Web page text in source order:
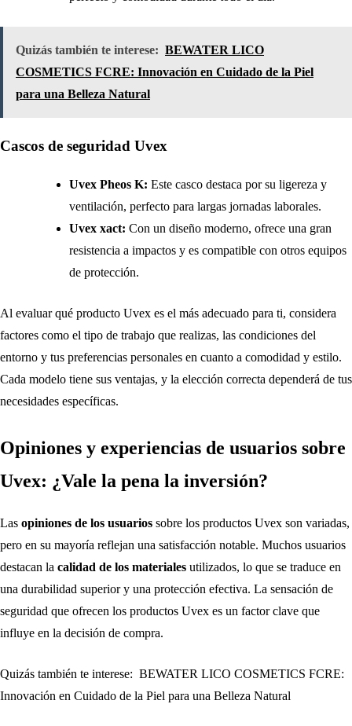
Quizás también te interese: BEWATER LICO
COSMETICS FCRE: Innovación en Cuidado de la Piel
para una Belleza Natural
Cascos de seguridad Uvex
Uvex Pheos K: Este casco destaca por su ligereza y
ventilación, perfecto para largas jornadas laborales.
Uvex xact: Con un diseño moderno, ofrece una gran
resistencia a impactos y es compatible con otros equipos
de protección.
Al evaluar qué producto Uvex es el más adecuado para ti, considera
factores como el tipo de trabajo que realizas, las condiciones del
entorno y tus preferencias personales en cuanto a comodidad y estilo.
Cada modelo tiene sus ventajas, y la elección correcta dependerá de tus
necesidades específicas.
Opiniones y experiencias de usuarios sobre
Uvex: ¿Vale la pena la inversión?
Las opiniones de los usuarios sobre los productos Uvex son variadas,
pero en su mayoría reflejan una satisfacción notable. Muchos usuarios
destacan la calidad de los materiales utilizados, lo que se traduce en
una durabilidad superior y una protección efectiva. La sensación de
seguridad que ofrecen los productos Uvex es un factor clave que
influye en la decisión de compra.
Quizás también te interese: BEWATER LICO COSMETICS FCRE:
Innovación en Cuidado de la Piel para una Belleza Natural